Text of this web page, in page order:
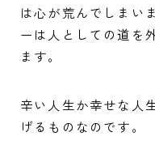
は心が荒んでしまい
ーは人としての道を
ます。
辛い人生か幸せな人
げるものなのです。